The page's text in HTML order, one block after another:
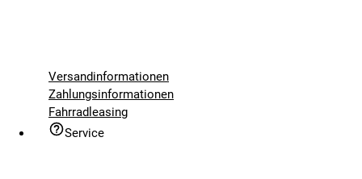
Versandinformationen
Zahlungsinformationen
Fahrradleasing
Service